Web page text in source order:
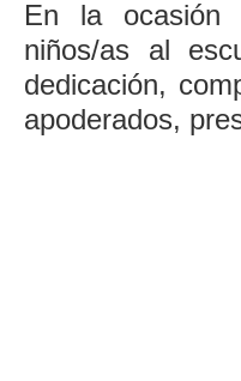
En la ocasión
niños/as al
dedicación,
apoderados,